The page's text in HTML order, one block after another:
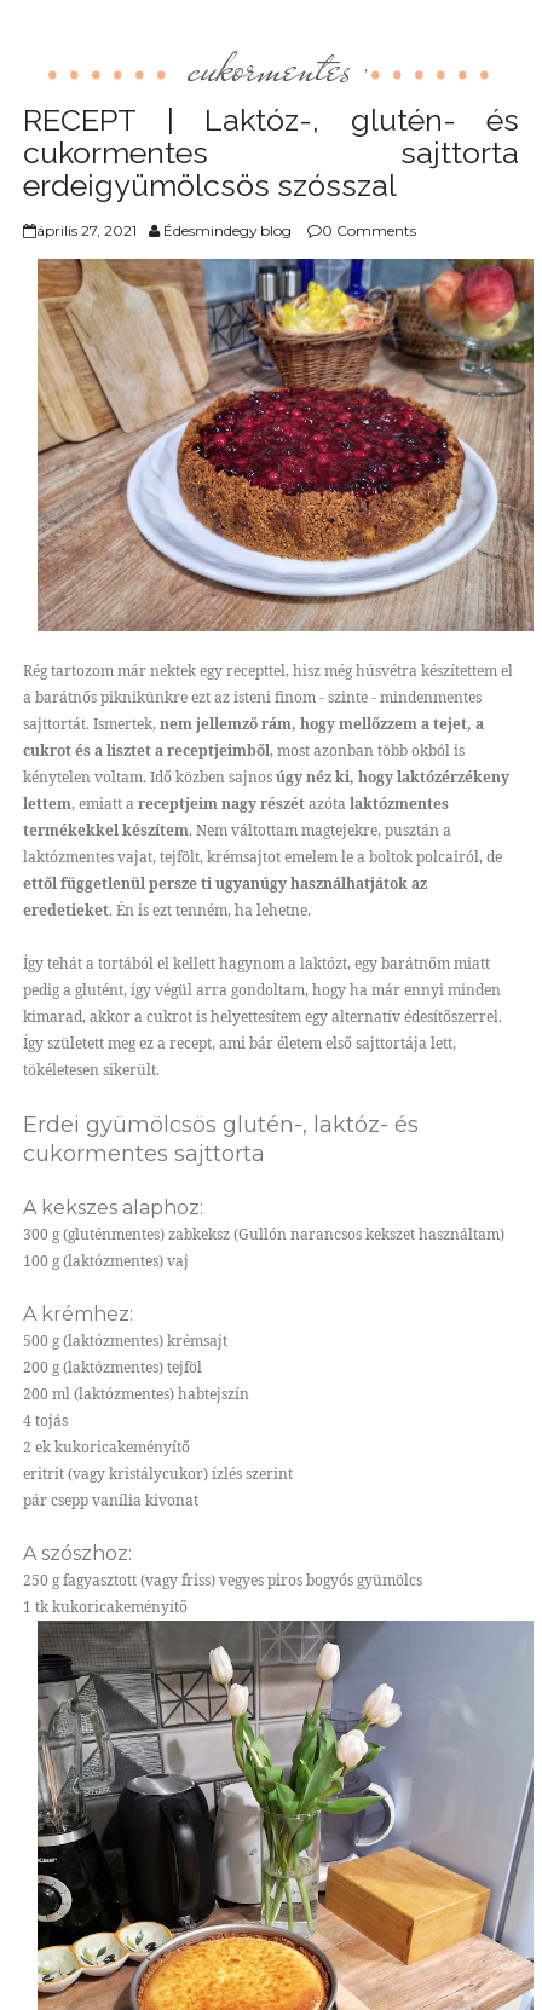
cukormentes ,
RECEPT | Laktóz-, glutén- és
cukormentes sajttorta
erdeigyümölcsös szósszal
április 27, 2021 Édesmindegy blog 0 Comments
Rég tartozom már nektek egy recepttel, hisz még húsvétra készítettem el
a barátnős piknikünkre ezt az isteni finom - szinte - mindenmentes
sajttortát. Ismertek,nem jellemző rám, hogy mellőzzem a tejet, a
cukrot és a lisztet a receptjeimből, most azonban több okból is
kénytelen voltam. Idő közben sajnosúgy néz ki, hogy laktózérzékeny
lettem, emiatt areceptjeim nagy részétazótalaktózmentes
termékekkel készítem. Nem váltottam magtejekre, pusztán a
laktózmentes vajat, tejfölt, krémsajtot emelem le a boltok polcairól, de
ettől függetlenül persze ti ugyanúgy használhatjátok az
eredetieket. Én is ezt tenném, ha lehetne.
Így tehát a tortából el kellett hagynom a laktózt, egy barátnőm miatt
pedig a glutént, így végül arra gondoltam, hogy ha már ennyi minden
kimarad, akkor a cukrot is helyettesítem egy alternatív édesítőszerrel.
Így született meg ez a recept, ami bár életem első sajttortája lett,
tökéletesen sikerült.
Erdei gyümölcsös glutén-, laktóz- és
cukormentes sajttorta
A kekszes alaphoz:
300 g (gluténmentes) zabkeksz (Gullón narancsos kekszet használtam)
100 g (laktózmentes) vaj
A krémhez:
500 g (laktózmentes) krémsajt
200 g (laktózmentes) tejföl
200 ml (laktózmentes) habtejszín
4 tojás
2 ek kukoricakeményítő
eritrit (vagy kristálycukor) ízlés szerint
pár csepp vanília kivonat
A szószhoz:
250 g fagyasztott (vagy friss) vegyes piros bogyós gyümölcs
1 tk kukoricakeményítő